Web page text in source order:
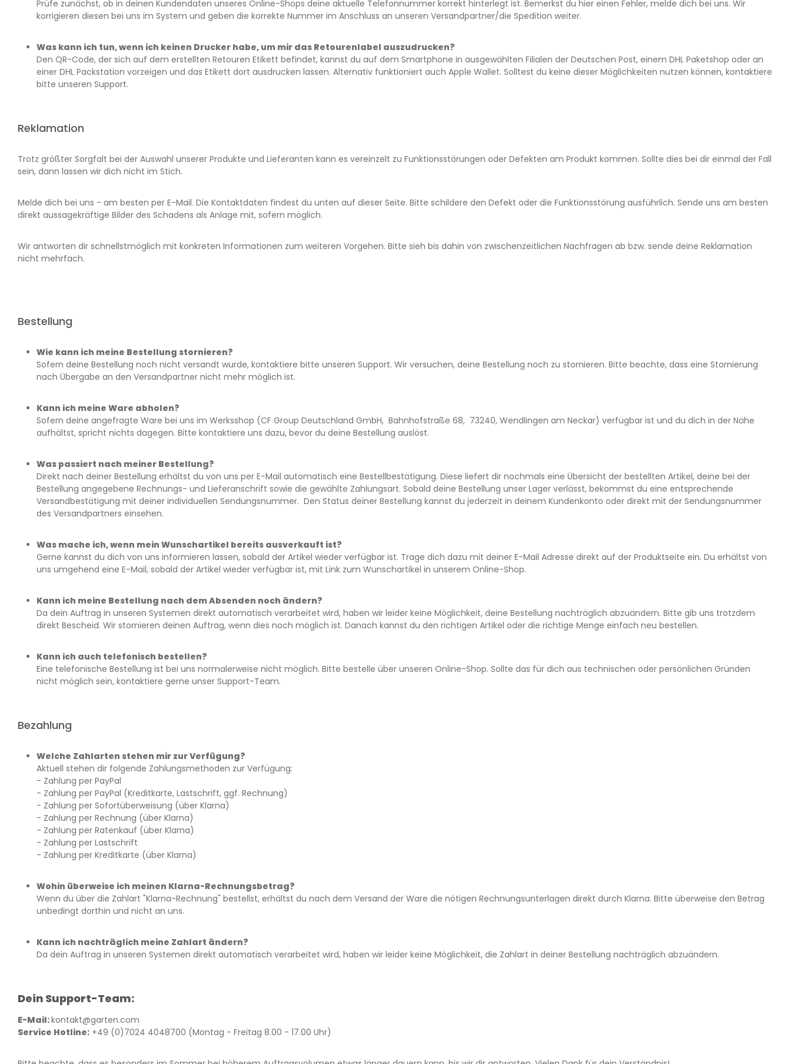
Prüfe zunächst, ob in deinen Kundendaten unseres Online-Shops deine aktuelle Telefonnummer korrekt hinterlegt ist. Bemerkst du hier einen Fehler, melde dich bei uns. Wir
korrigieren diesen bei uns im System und geben die korrekte Nummer im Anschluss an unseren Versandpartner/die Spedition weiter.
Was kann ich tun, wenn ich keinen Drucker habe, um mir das Retourenlabel auszudrucken?
Den QR-Code, der sich auf dem erstellten Retouren Etikett befindet, kannst du auf dem Smartphone in ausgewählten Filialen der Deutschen Post, einem DHL Paketshop oder an
einer DHL Packstation vorzeigen und das Etikett dort ausdrucken lassen. Alternativ funktioniert auch Apple Wallet. Solltest du keine dieser Möglichkeiten nutzen können, kontaktiere
bitte unseren Support.
Reklamation
Trotz größter Sorgfalt bei der Auswahl unserer Produkte und Lieferanten kann es vereinzelt zu Funktionsstörungen oder Defekten am Produkt kommen. Sollte dies bei dir einmal der Fall
sein, dann lassen wir dich nicht im Stich.
Melde dich bei uns - am besten per E-Mail. Die Kontaktdaten findest du unten auf dieser Seite. Bitte schildere den Defekt oder die Funktionsstörung ausführlich. Sende uns am besten
direkt aussagekräftige Bilder des Schadens als Anlage mit, sofern möglich.
Wir antworten dir schnellstmöglich mit konkreten Informationen zum weiteren Vorgehen. Bitte sieh bis dahin von zwischenzeitlichen Nachfragen ab bzw. sende deine Reklamation
nicht mehrfach.
Bestellung
Wie kann ich meine Bestellung stornieren?
Sofern deine Bestellung noch nicht versandt wurde, kontaktiere bitte unseren Support. Wir versuchen, deine Bestellung noch zu stornieren. Bitte beachte, dass eine Stornierung
nach Übergabe an den Versandpartner nicht mehr möglich ist.
Kann ich meine Ware abholen?
Sofern deine angefragte Ware bei uns im Werksshop (CF Group Deutschland GmbH, Bahnhofstraße 68, 73240, Wendlingen am Neckar) verfügbar ist und du dich in der Nähe
aufhältst, spricht nichts dagegen. Bitte kontaktiere uns dazu, bevor du deine Bestellung auslöst.
Was passiert nach meiner Bestellung?
Direkt nach deiner Bestellung erhältst du von uns per E-Mail automatisch eine Bestellbestätigung. Diese liefert dir nochmals eine Übersicht der bestellten Artikel, deine bei der
Bestellung angegebene Rechnungs- und Lieferanschrift sowie die gewählte Zahlungsart. Sobald deine Bestellung unser Lager verlässt, bekommst du eine entsprechende
Versandbestätigung mit deiner individuellen Sendungsnummer. Den Status deiner Bestellung kannst du jederzeit in deinem Kundenkonto oder direkt mit der Sendungsnummer
des Versandpartners einsehen.
Was mache ich, wenn mein Wunschartikel bereits ausverkauft ist?
Gerne kannst du dich von uns informieren lassen, sobald der Artikel wieder verfügbar ist. Trage dich dazu mit deiner E-Mail Adresse direkt auf der Produktseite ein. Du erhältst von
uns umgehend eine E-Mail, sobald der Artikel wieder verfügbar ist, mit Link zum Wunschartikel in unserem Online-Shop.
Kann ich meine Bestellung nach dem Absenden noch ändern?
Da dein Auftrag in unseren Systemen direkt automatisch verarbeitet wird, haben wir leider keine Möglichkeit, deine Bestellung nachträglich abzuändern. Bitte gib uns trotzdem
direkt Bescheid. Wir stornieren deinen Auftrag, wenn dies noch möglich ist. Danach kannst du den richtigen Artikel oder die richtige Menge einfach neu bestellen.
Kann ich auch telefonisch bestellen?
Eine telefonische Bestellung ist bei uns normalerweise nicht möglich. Bitte bestelle über unseren Online-Shop. Sollte das für dich aus technischen oder persönlichen Gründen
nicht möglich sein, kontaktiere gerne unser Support-Team.
Bezahlung
Welche Zahlarten stehen mir zur Verfügung?
Aktuell stehen dir folgende Zahlungsmethoden zur Verfügung:
- Zahlung per PayPal
- Zahlung per PayPal (Kreditkarte, Lastschrift, ggf. Rechnung)
- Zahlung per Sofortüberweisung (über Klarna)
- Zahlung per Rechnung (über Klarna)
- Zahlung per Ratenkauf (über Klarna)
- Zahlung per Lastschrift
- Zahlung per Kreditkarte (über Klarna)
Wohin überweise ich meinen Klarna-Rechnungsbetrag?
Wenn du über die Zahlart "Klarna-Rechnung" bestellst, erhältst du nach dem Versand der Ware die nötigen Rechnungsunterlagen direkt durch Klarna. Bitte überweise den Betrag
unbedingt dorthin und nicht an uns.
Kann ich nachträglich meine Zahlart ändern?
Da dein Auftrag in unseren Systemen direkt automatisch verarbeitet wird, haben wir leider keine Möglichkeit, die Zahlart in deiner Bestellung nachträglich abzuändern.
Dein Support-Team:
E-Mail:kontakt@garten.com
Service Hotline: +49 (0)7024 4048700 (Montag - Freitag 8.00 - 17.00 Uhr)